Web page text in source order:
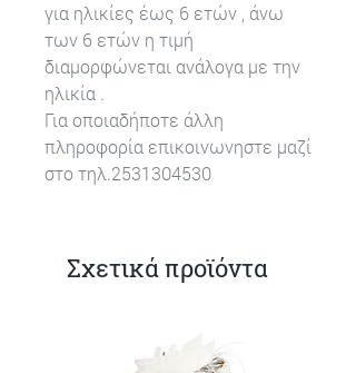
για ηλικίες έως 6 ετών , άνω
των 6 ετών η τιμή
διαμορφώνεται ανάλογα με την
ηλικία .
Για οποιαδήποτε άλλη
πληροφορία επικοινωνηστε μαζί
στο τηλ.2531304530
Σχετικά προϊόντα